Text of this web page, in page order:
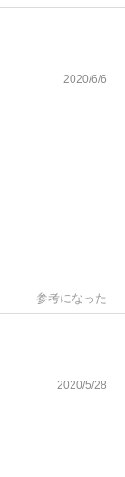
2020/6/6
参考になった
2020/5/28